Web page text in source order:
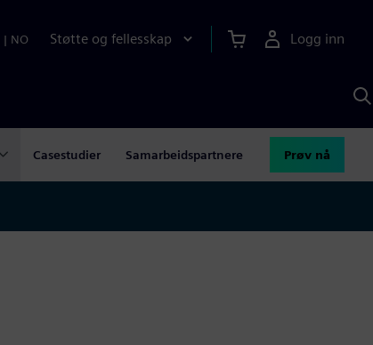
| NO Støtte og fellesskap Logg inn
Casestudier Samarbeidspartnere Prøv nå